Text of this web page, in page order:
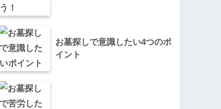
お墓探しで意識したい4つのポ
イント